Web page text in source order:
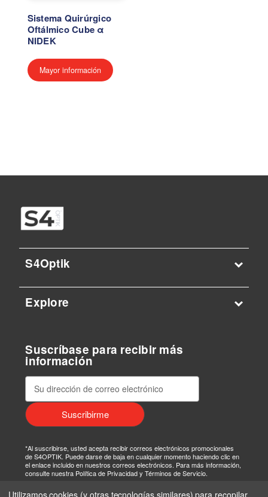
Sistema Quirúrgico
Oftálmico Cube α
NIDEK
Mayor información
S4Optik
Explore
Suscríbase para recibir más
información
D
r
e
c
i
ó
*Al suscribirse, usted acepta recibir correos electrónicos promocionales
de S4OPTIK. Puede darse de baja en cualquier momento haciendo clic en
el enlace incluido en nuestros correos electrónicos. Para más información,
consulte nuestra Política de Privacidad y Términos de Servicio.
Utilizamos cookies (y otras tecnologías similares) para recopilar